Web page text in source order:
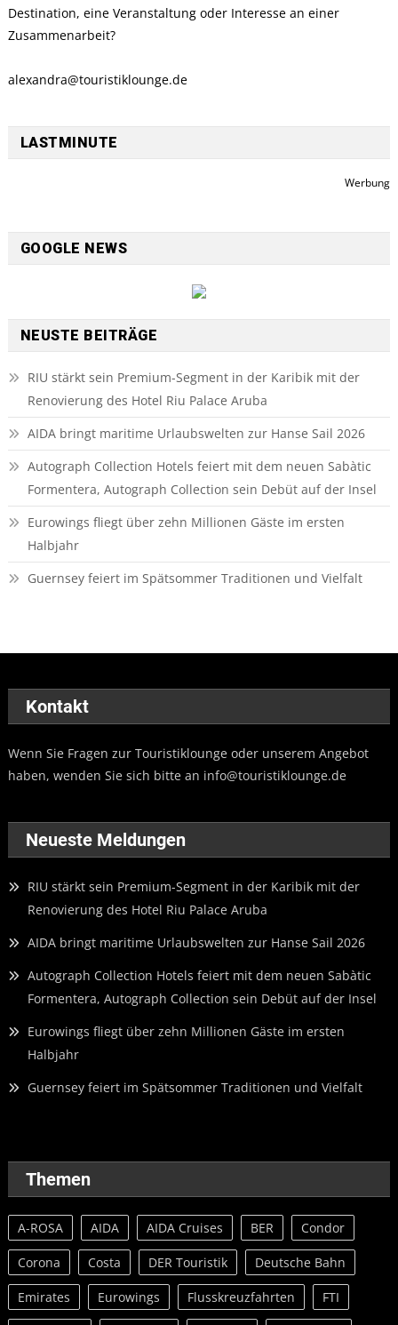
Destination, eine Veranstaltung oder Interesse an einer
Zusammenarbeit?
alexandra@touristiklounge.de
LASTMINUTE
Werbung
GOOGLE NEWS
NEUSTE BEITRÄGE
RIU stärkt sein Premium-Segment in der Karibik mit der
Renovierung des Hotel Riu Palace Aruba
AIDA bringt maritime Urlaubswelten zur Hanse Sail 2026
Autograph Collection Hotels feiert mit dem neuen Sabàtic
Formentera, Autograph Collection sein Debüt auf der Insel
Eurowings fliegt über zehn Millionen Gäste im ersten
Halbjahr
Guernsey feiert im Spätsommer Traditionen und Vielfalt
Kontakt
Wenn Sie Fragen zur Touristiklounge oder unserem Angebot
haben, wenden Sie sich bitte an info@touristiklounge.de
Neueste Meldungen
RIU stärkt sein Premium-Segment in der Karibik mit der
Renovierung des Hotel Riu Palace Aruba
AIDA bringt maritime Urlaubswelten zur Hanse Sail 2026
Autograph Collection Hotels feiert mit dem neuen Sabàtic
Formentera, Autograph Collection sein Debüt auf der Insel
Eurowings fliegt über zehn Millionen Gäste im ersten
Halbjahr
Guernsey feiert im Spätsommer Traditionen und Vielfalt
Themen
A-ROSA AIDA AIDA Cruises BER Condor
Corona Costa DER Touristik Deutsche Bahn
Emirates Eurowings Flusskreuzfahrten FTI